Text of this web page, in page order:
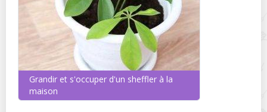
Grandir et s'occuper d'un sheffler à la
maison